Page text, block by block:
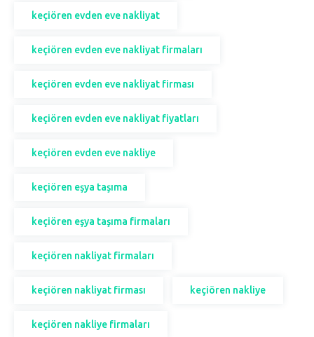
keçiören evden eve nakliyat
keçiören evden eve nakliyat firmaları
keçiören evden eve nakliyat firması
keçiören evden eve nakliyat fiyatları
keçiören evden eve nakliye
keçiören eşya taşıma
keçiören eşya taşıma firmaları
keçiören nakliyat firmaları
keçiören nakliyat firması keçiören nakliye
keçiören nakliye firmaları